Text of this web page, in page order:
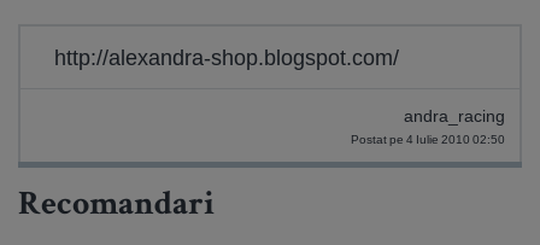
http://alexandra-shop.blogspot.com/
andra_racing
Postat pe 4 Iulie 2010 02:50
Recomandari